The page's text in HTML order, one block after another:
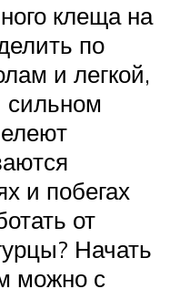
клеща на
по
и легкой,
сильном
и побегах
от
Начать
можно с